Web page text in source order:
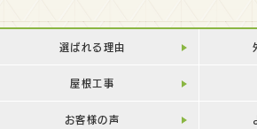
選ばれる理由
屋根工事
お客様の声